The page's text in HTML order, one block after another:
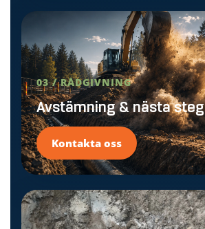
03 / RÅDGIVNING
Avstämning & nästa steg
Kontakta oss